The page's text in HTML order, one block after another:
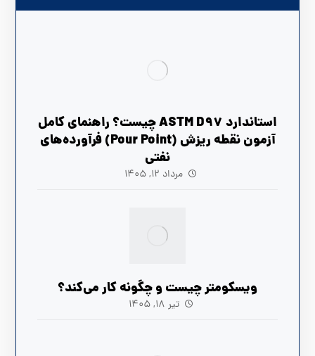
استاندارد ASTM D97 چیست؟ راهنمای کامل
آزمون نقطه ریزش (Pour Point) فرآورده‌های
نفتی
مرداد ۱۲, ۱۴۰۵
ویسکومتر چیست و چگونه کار می‌کند؟
تیر ۱۸, ۱۴۰۵